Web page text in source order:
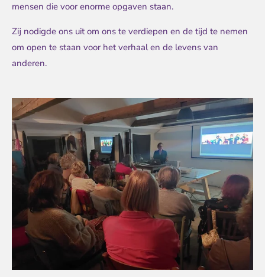
mensen die voor enorme opgaven staan.
Zij nodigde ons uit om ons te verdiepen en de tijd te nemen
om open te staan voor het verhaal en de levens van
anderen.